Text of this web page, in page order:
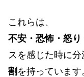
これらは、
不安・恐怖・怒
スを感じた時に分
割 を持っています